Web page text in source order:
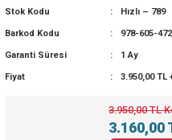
GELİŞTİRME
8 - 12 Yaş
Stok Kodu Hızlı – 789
Barkod Kodu 978-605-
Garanti Süresi 1 Ay
Fiyat 3.950,00 TL
3.160,00
3.950,00 TL